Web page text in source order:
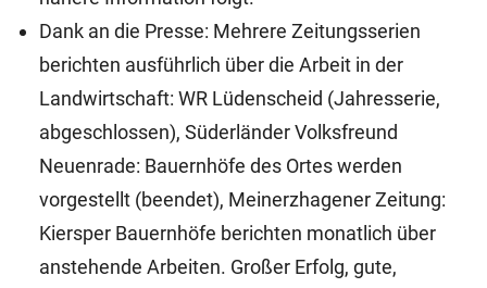
Dank an die Presse: Mehrere Zeitungsserien
berichten ausführlich über die Arbeit in der
Landwirtschaft: WR Lüdenscheid (Jahresserie,
abgeschlossen), Süderländer Volksfreund
Neuenrade: Bauernhöfe des Ortes werden
vorgestellt (beendet), Meinerzhagener Zeitung:
Kiersper Bauernhöfe berichten monatlich über
anstehende Arbeiten. Großer Erfolg, gute,